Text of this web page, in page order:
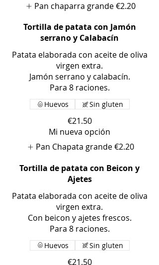
Pan chaparra grande€2.20
Tortilla de patata con Jamón
serrano y Calabacín
Patata elaborada con aceite de oliva
virgen extra.
Jamón serrano y calabacín.
€21.50
Huevos Sin gluten
Mi nueva opción
Pan Chapata grande€2.20
Tortilla de patata con Beicon y
Ajetes
Patata elaborada con aceite de oliva
virgen extra.
Con beicon y ajetes frescos.
€21.50
Huevos Sin gluten